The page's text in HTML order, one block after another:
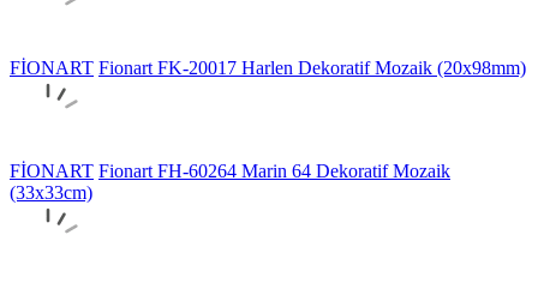
FİONART Fionart FK-20017 Harlen Dekoratif Mozaik (20x98mm)
FİONART Fionart FH-60264 Marin 64 Dekoratif Mozaik
(33x33cm)